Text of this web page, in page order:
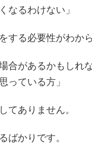
なるわけない」
する必要性がわから
合があるかもしれ
っている方」
てありません。
ばかりです。